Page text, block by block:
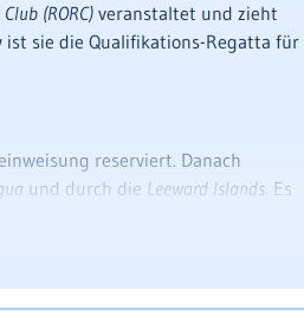
(RORC) veranstaltet und zieht
ist sie die Qualifikations-Regatta für
reserviert. Danach
und durch die Leeward Islands. Es
Gedanke. Wir bereiten uns